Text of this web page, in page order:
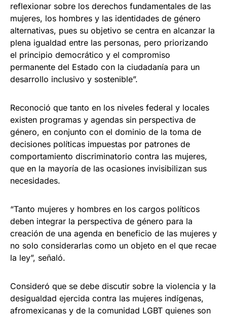
reflexionar sobre los derechos fundamentales de las
mujeres, los hombres y las identidades de género
alternativas, pues su objetivo se centra en alcanzar la
plena igualdad entre las personas, pero priorizando
el principio democrático y el compromiso
permanente del Estado con la ciudadanía para un
desarrollo inclusivo y sostenible”.
Reconoció que tanto en los niveles federal y locales
existen programas y agendas sin perspectiva de
género, en conjunto con el dominio de la toma de
decisiones políticas impuestas por patrones de
comportamiento discriminatorio contra las mujeres,
que en la mayoría de las ocasiones invisibilizan sus
necesidades.
“Tanto mujeres y hombres en los cargos políticos
deben integrar la perspectiva de género para la
creación de una agenda en beneficio de las mujeres y
no solo considerarlas como un objeto en el que recae
la ley”, señaló.
Consideró que se debe discutir sobre la violencia y la
desigualdad ejercida contra las mujeres indígenas,
afromexicanas y de la comunidad LGBT quienes son